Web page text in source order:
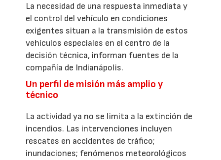
La necesidad de una respuesta inmediata y
el control del vehículo en condiciones
exigentes situan a la transmisión de estos
vehículos especiales en el centro de la
decisión técnica, informan fuentes de la
compañía de Indianápolis.
Un perfil de misión más amplio y
técnico
La actividad ya no se limita a la extinción de
incendios. Las intervenciones incluyen
rescates en accidentes de tráfico;
inundaciones; fenómenos meteorológicos